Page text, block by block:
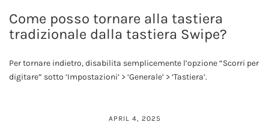
Come posso tornare alla tastiera
tradizionale dalla tastiera Swipe?
Per tornare indietro, disabilita semplicemente l’opzione “Scorri per
digitare” sotto ‘Impostazioni’ > ‘Generale’ > ‘Tastiera’.
APRIL 4, 2025